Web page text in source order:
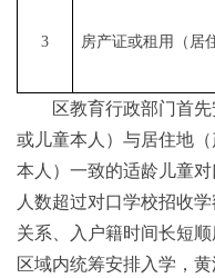
3 房产证或租用（居
区教育行政部门首先
或儿童本人）与居住地
本人）一致的适龄儿童
人数超过对口学校招收
关系、入户籍时间长短
区域内统筹安排入学，